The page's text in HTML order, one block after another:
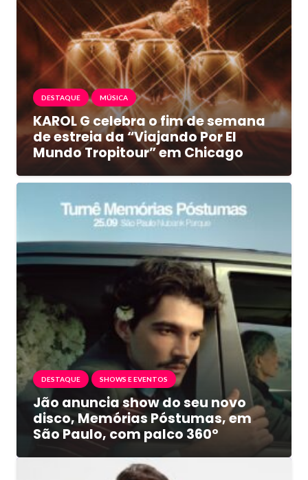
DESTAQUE MÚSICA
KAROL G celebra o fim de semana
de estreia da “Viajando Por El
Mundo Tropitour” em Chicago
DESTAQUE SHOWS E EVENTOS
Jão anuncia show do seu novo
disco, Memórias Póstumas, em
São Paulo, com palco 360º